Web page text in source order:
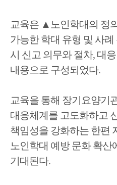
교육은 ▲ 노인학대의 정
가능한 학대 유형 및 사례
시 신고 의무와 절차, 대
내용으로 구성되었다.
교육을 통해 장기요양기
대응체계를 고도화하고
책임성을 강화하는 한편
노인학대 예방 문화 확산
기대된다.